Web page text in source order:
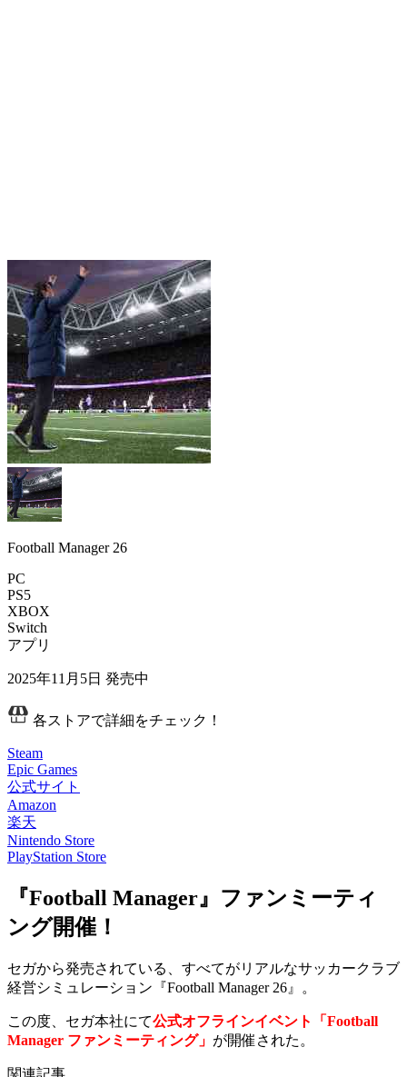
Football Manager 26
PC
PS5
XBOX
Switch
アプリ
2025年11月5日 発売中
各ストアで詳細をチェック！
Steam
Epic Games
公式サイト
Amazon
楽天
Nintendo Store
PlayStation Store
『Football Manager』ファンミーティ
ング開催！
セガから発売されている、すべてがリアルなサッカークラブ
経営シミュレーション『Football Manager 26』。
この度、セガ本社にて公式オフラインイベント「Football
Manager ファンミーティング」 が開催された。
関連記事